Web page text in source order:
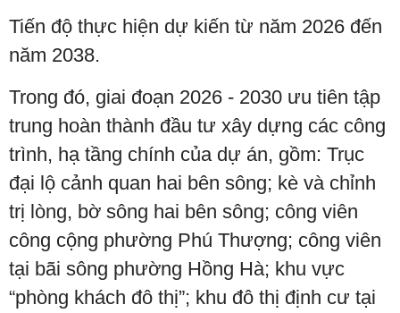
Tiến độ thực hiện dự kiến từ năm 2026 đến
năm 2038.
Trong đó, giai đoạn 2026 - 2030 ưu tiên tập
trung hoàn thành đầu tư xây dựng các công
trình, hạ tầng chính của dự án, gồm: Trục
đại lộ cảnh quan hai bên sông; kè và chỉnh
trị lòng, bờ sông hai bên sông; công viên
công cộng phường Phú Thượng; công viên
tại bãi sông phường Hồng Hà; khu vực
“phòng khách đô thị”; khu đô thị định cư tại